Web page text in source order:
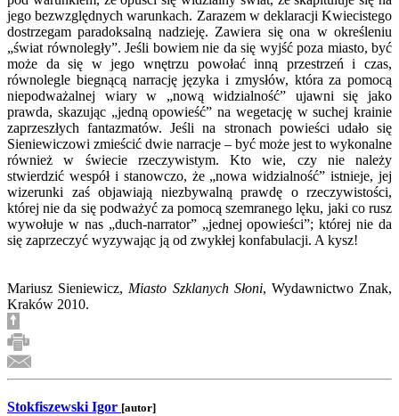
jego bezwzględnych warunkach. Zarazem w deklaracji Kwiecistego
dostrzegam paradoksalną nadzieję. Zawiera się ona w określeniu
„świat równoległy”. Jeśli bowiem nie da się wyjść poza miasto, być
może da się w jego wnętrzu powołać inną przestrzeń i czas,
równolegle biegnącą narrację języka i zmysłów, która za pomocą
niepodważalnej wiary w „nową widzialność” ujawni się jako
prawda, skazując „jedną opowieść” na wegetację w suchej krainie
zaprzeszłych fantazmatów. Jeśli na stronach powieści udało się
Sieniewiczowi zmieścić dwie narracje – być może jest to wykonalne
również w świecie rzeczywistym. Kto wie, czy nie należy
stwierdzić wespół i stanowczo, że „nowa widzialność” istnieje, jej
wizerunki zaś objawiają niezbywalną prawdę o rzeczywistości,
której nie da się podważyć za pomocą szemranego lęku, jaki co rusz
wywołuje w nas „duch-narrator” „jednej opowieści”; której nie da
się zaprzeczyć wyzywając ją od zwykłej konfabulacji. A kysz!
Mariusz Sieniewicz, Miasto Szklanych Słoni, Wydawnictwo Znak,
Kraków 2010.
Stokfiszewski Igor [autor]